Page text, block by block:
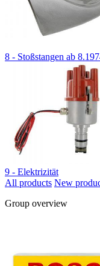
8 - Stoßstangen ab
9 - Elektrizität
All products New
Group overview